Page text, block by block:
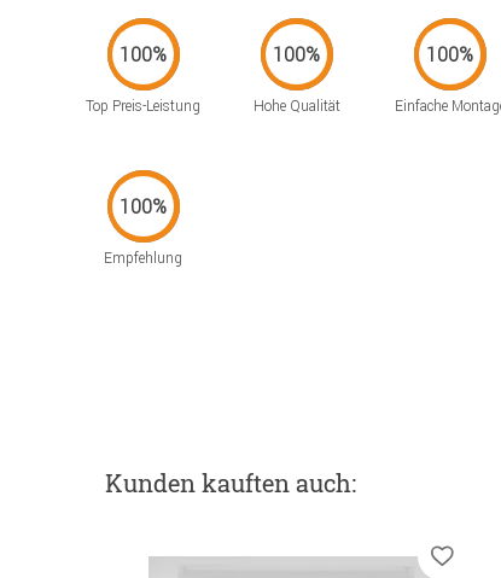
Top Preis-Leistung Hohe Qualität Einfache
Empfehlung
Kunden kauften auch: